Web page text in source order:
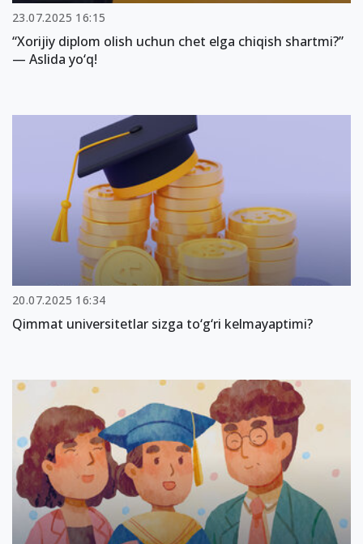
23.07.2025 16:15
“Xorijiy diplom olish uchun chet elga chiqish shartmi?”
— Aslida yo‘q!
20.07.2025 16:34
Qimmat universitetlar sizga to‘g‘ri kelmayaptimi?